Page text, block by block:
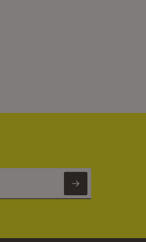
Newsletter